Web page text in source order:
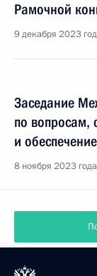
Рамочной
9 декабря 2023
Заседание
по вопросам,
и
8 ноября 2023